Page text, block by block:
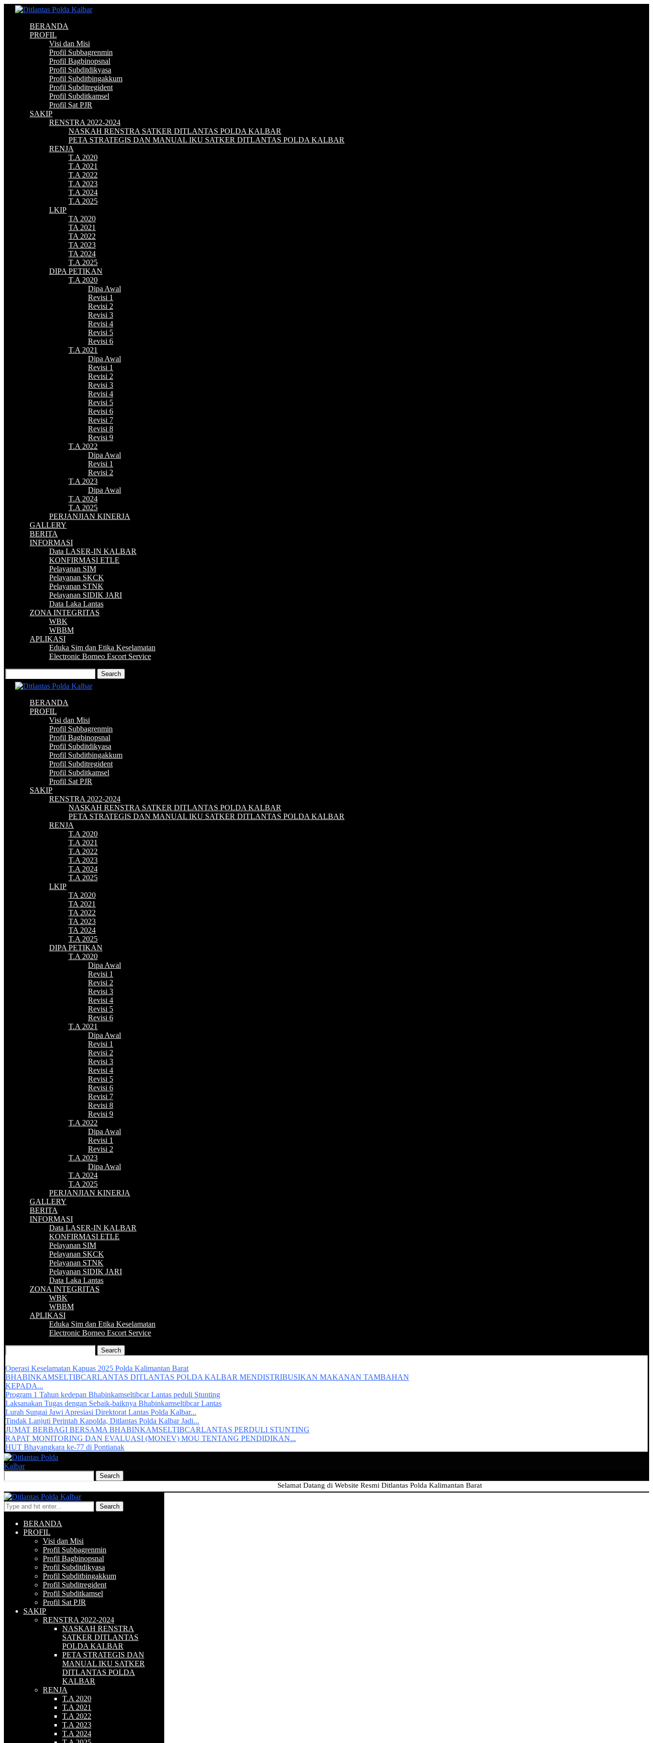
BERANDA
PROFIL
Visi dan Misi
Profil Subbagrenmin
Profil Bagbinopsnal
Profil Subditdikyasa
Profil Subditbingakkum
Profil Subditregident
Profil Subditkamsel
Profil Sat PJR
SAKIP
RENSTRA 2022-2024
NASKAH RENSTRA SATKER DITLANTAS POLDA KALBAR
PETA STRATEGIS DAN MANUAL IKU SATKER DITLANTAS POLDA KALBAR
RENJA
T.A 2020
T.A 2021
T.A 2022
T.A 2023
T.A 2024
T.A 2025
LKIP
TA 2020
TA 2021
TA 2022
TA 2023
TA 2024
T.A 2025
DIPA PETIKAN
T.A 2020
Dipa Awal
Revisi 1
Revisi 2
Revisi 3
Revisi 4
Revisi 5
Revisi 6
T.A 2021
Dipa Awal
Revisi 1
Revisi 2
Revisi 3
Revisi 4
Revisi 5
Revisi 6
Revisi 7
Revisi 8
Revisi 9
T.A 2022
Dipa Awal
Revisi 1
Revisi 2
T.A 2023
Dipa Awal
T.A 2024
T.A 2025
PERJANJIAN KINERJA
GALLERY
BERITA
INFORMASI
Data LASER-IN KALBAR
KONFIRMASI ETLE
Pelayanan SIM
Pelayanan SKCK
Pelayanan STNK
Pelayanan SIDIK JARI
Data Laka Lantas
ZONA INTEGRITAS
WBK
WBBM
APLIKASI
Eduka Sim dan Etika Keselamatan
Electronic Borneo Escort Service
BERANDA
PROFIL
Visi dan Misi
Profil Subbagrenmin
Profil Bagbinopsnal
Profil Subditdikyasa
Profil Subditbingakkum
Profil Subditregident
Profil Subditkamsel
Profil Sat PJR
SAKIP
RENSTRA 2022-2024
NASKAH RENSTRA SATKER DITLANTAS POLDA KALBAR
PETA STRATEGIS DAN MANUAL IKU SATKER DITLANTAS POLDA KALBAR
RENJA
T.A 2020
T.A 2021
T.A 2022
T.A 2023
T.A 2024
T.A 2025
LKIP
TA 2020
TA 2021
TA 2022
TA 2023
TA 2024
T.A 2025
DIPA PETIKAN
T.A 2020
Dipa Awal
Revisi 1
Revisi 2
Revisi 3
Revisi 4
Revisi 5
Revisi 6
T.A 2021
Dipa Awal
Revisi 1
Revisi 2
Revisi 3
Revisi 4
Revisi 5
Revisi 6
Revisi 7
Revisi 8
Revisi 9
T.A 2022
Dipa Awal
Revisi 1
Revisi 2
T.A 2023
Dipa Awal
T.A 2024
T.A 2025
PERJANJIAN KINERJA
GALLERY
BERITA
INFORMASI
Data LASER-IN KALBAR
KONFIRMASI ETLE
Pelayanan SIM
Pelayanan SKCK
Pelayanan STNK
Pelayanan SIDIK JARI
Data Laka Lantas
ZONA INTEGRITAS
WBK
WBBM
APLIKASI
Eduka Sim dan Etika Keselamatan
Electronic Borneo Escort Service
Operasi Keselamatan Kapuas 2025 Polda Kalimantan Barat
BHABINKAMSELTIBCARLANTAS DITLANTAS POLDA KALBAR MENDISTRIBUSIKAN MAKANAN TAMBAHAN
KEPADA...
Program 1 Tahun kedepan Bhabinkamseltibcar Lantas peduli Stunting
Laksanakan Tugas dengan Sebaik-baiknya Bhabinkamseltibcar Lantas
Lurah Sungai Jawi Apresiasi Direktorat Lantas Polda Kalbar...
Tindak Lanjuti Perintah Kapolda, Ditlantas Polda Kalbar Jadi...
JUMAT BERBAGI BERSAMA BHABINKAMSELTIBCARLANTAS PERDULI STUNTING
RAPAT MONITORING DAN EVALUASI (MONEV) MOU TENTANG PENDIDIKAN...
HUT Bhayangkara ke-77 di Pontianak
Selamat Datang di Website Resmi Ditlantas Polda Kalimantan Barat
Search
BERANDA
PROFIL
Visi dan Misi
Profil Subbagrenmin
Profil Bagbinopsnal
Profil Subditdikyasa
Profil Subditbingakkum
Profil Subditregident
Profil Subditkamsel
Profil Sat PJR
SAKIP
RENSTRA 2022-2024
NASKAH RENSTRA
SATKER DITLANTAS
POLDA KALBAR
PETA STRATEGIS DAN
MANUAL IKU SATKER
DITLANTAS POLDA
KALBAR
RENJA
T.A 2020
T.A 2021
T.A 2022
T.A 2023
T.A 2024